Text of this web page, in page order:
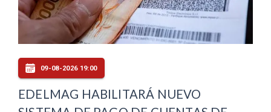
09-08-2026 19:00
EDELMAG HABILITARÁ NUEVO